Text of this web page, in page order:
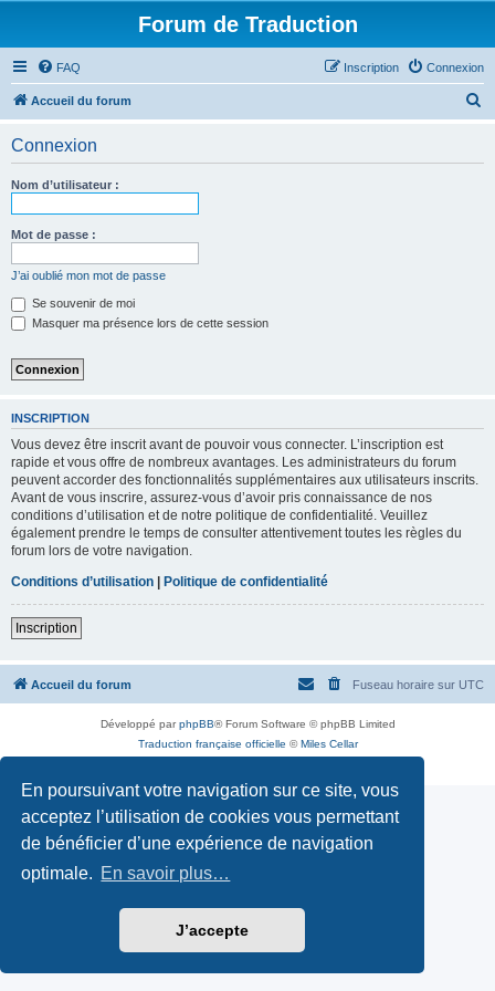
En poursuivant votre navigation sur ce site, vous
acceptez l’utilisation de cookies vous permettant
de bénéficier d’une expérience de navigation
optimale. En savoir plus…
J’accepte
Forum de Traduction
FAQ Connexion
Inscription
Accueil du forum
Connexion
Nom d’utilisateur :
Mot de passe :
J’ai oublié mon mot de passe
Se souvenir de moi
Masquer ma présence lors de cette session
INSCRIPTION
Vous devez être inscrit avant de pouvoir vous connecter. L’inscription est
rapide et vous offre de nombreux avantages. Les administrateurs du forum
peuvent accorder des fonctionnalités supplémentaires aux utilisateurs inscrits.
Avant de vous inscrire, assurez-vous d’avoir pris connaissance de nos
conditions d’utilisation et de notre politique de confidentialité. Veuillez
également prendre le temps de consulter attentivement toutes les règles du
forum lors de votre navigation.
Conditions d’utilisation | Politique de confidentialité
Inscription
Accueil du forum Fuseau horaire sur UTC
Développé parphpBB® Forum Software © phpBB Limited
Traduction française officielle ©Miles Cellar